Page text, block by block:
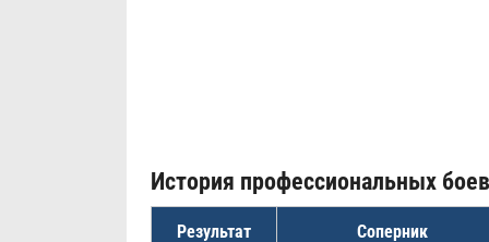
История профессиональных боев
Результат Соперник